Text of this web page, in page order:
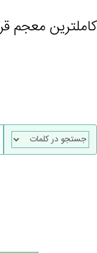
کاملترین معجم